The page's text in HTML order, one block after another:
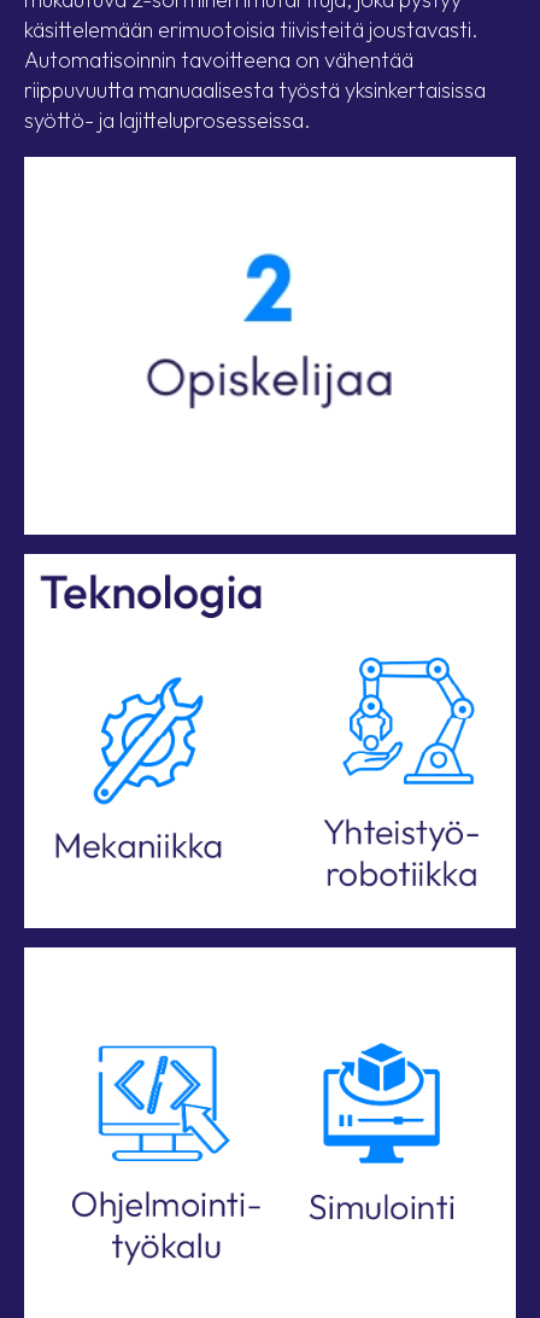
käsittelemään erimuotoisia tiivisteitä joustavasti.
Automatisoinnin tavoitteena on vähentää
riippuvuutta manuaalisesta työstä yksinkertaisissa
syöttö- ja lajitteluprosesseissa.